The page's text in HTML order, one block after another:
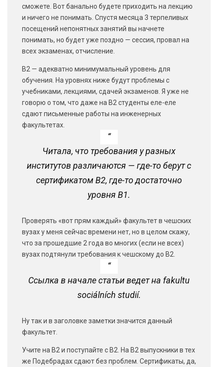
сможете. Вот банально будете приходить на лекцию
и ничего не понимать. Спустя месяца 3 терпеливых
посещений непонятных занятий вы начнете
понимать, но будет уже поздно — сессия, провал на
всех экзаменах, отчисление.
В2 — адекватно минимумальный уровень для
обучения. На уровнях ниже будут проблемы с
учебниками, лекциями, сдачей экзаменов. Я уже не
говорю о том, что даже на В2 студенты еле-еле
сдают письменные работы на инженерных
факультетах.
Читала, что требования у разных
институтов различаются — где-то берут с
сертификатом В2, где-то достаточно
уровня В1.
Проверять «вот прям каждый» факультет в чешских
вузах у меня сейчас времени нет, но в целом скажу,
что за прошедшие 2 года во многих (если не всех)
вузах подтянули требования к чешскому до В2.
Ссылка в начале статьи ведет на fakultu
sociálních studií.
Ну так и в заголовке заметки значится данный
факультет.
Учите на В2 и поступайте с В2. На В2 выпускники в тех
же Подебрадах сдают без проблем. Сертификаты, да,